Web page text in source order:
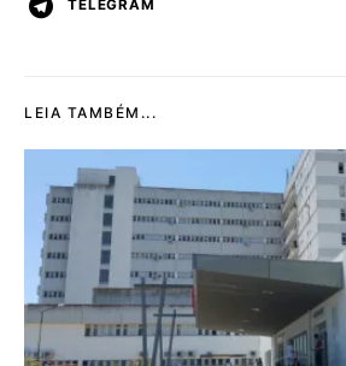
TELEGRAM
LEIA TAMBÉM...